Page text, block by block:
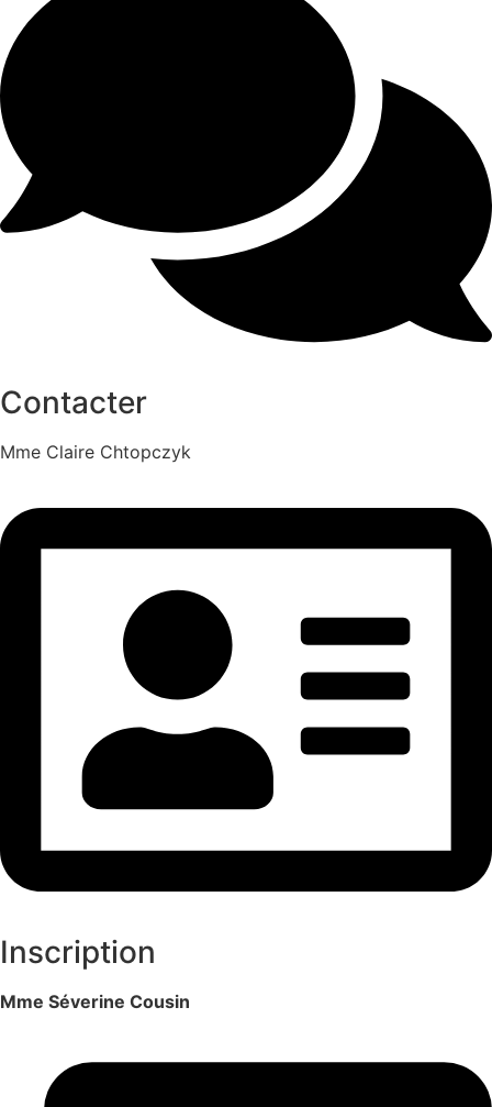
Contacter
Mme Claire Chtopczyk
Inscription
Mme Séverine Cousin